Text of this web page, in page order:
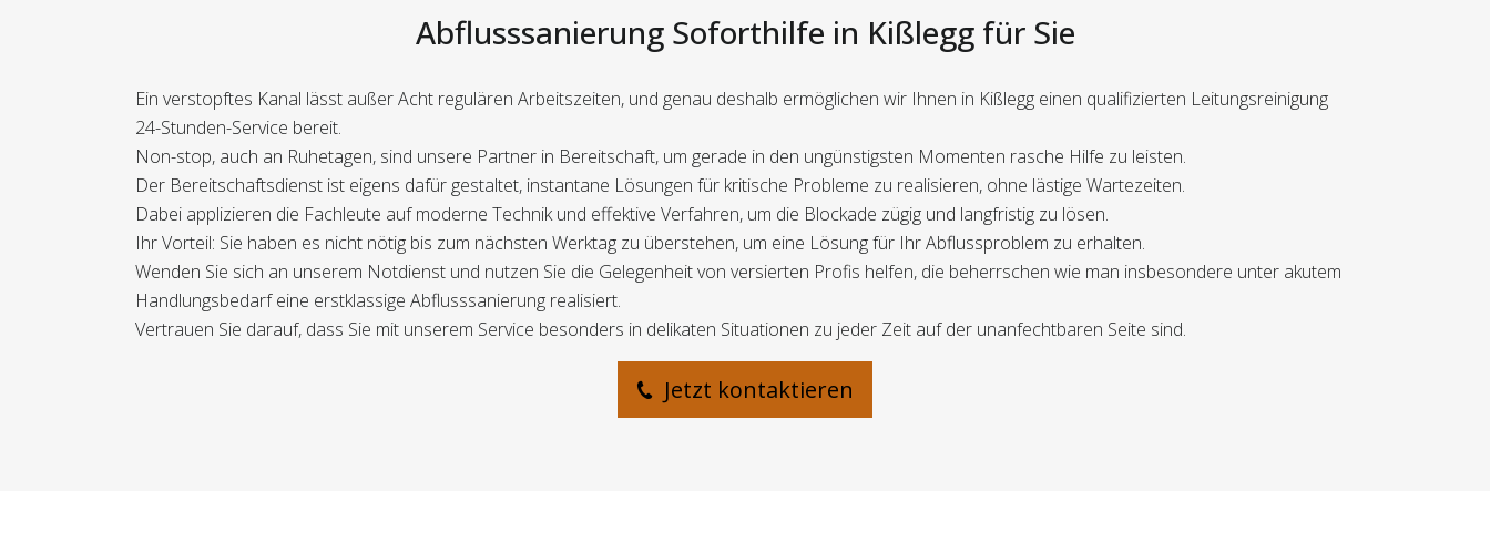
Abflusssanierung Soforthilfe in Kißlegg für Sie
Ein verstopftes Kanal lässt außer Acht regulären Arbeitszeiten, und genau deshalb ermöglichen wir Ihnen in Kißlegg einen qualifizierten Leitungsreinigung
24-Stunden-Service bereit.
Non-stop, auch an Ruhetagen, sind unsere Partner in Bereitschaft, um gerade in den ungünstigsten Momenten rasche Hilfe zu leisten.
Der Bereitschaftsdienst ist eigens dafür gestaltet, instantane Lösungen für kritische Probleme zu realisieren, ohne lästige Wartezeiten.
Dabei applizieren die Fachleute auf moderne Technik und effektive Verfahren, um die Blockade zügig und langfristig zu lösen.
Ihr Vorteil: Sie haben es nicht nötig bis zum nächsten Werktag zu überstehen, um eine Lösung für Ihr Abflussproblem zu erhalten.
Wenden Sie sich an unserem Notdienst und nutzen Sie die Gelegenheit von versierten Profis helfen, die beherrschen wie man insbesondere unter akutem
Handlungsbedarf eine erstklassige Abflusssanierung realisiert.
Vertrauen Sie darauf, dass Sie mit unserem Service besonders in delikaten Situationen zu jeder Zeit auf der unanfechtbaren Seite sind.
Jetzt kontaktieren